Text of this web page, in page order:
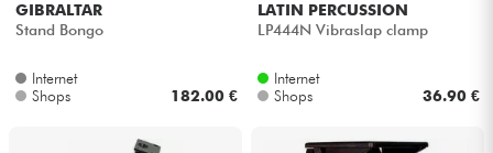
GIBRALTAR
Stand Bongo
Internet
Shops
182.00 €
LATIN PERCUSSION
LP444N Vibraslap clamp
Internet
Shops
36.90 €